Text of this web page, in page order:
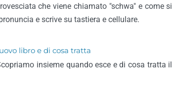
che viene chiamato "schwa" e come si
e scrive su tastiera e cellulare.
libro e di cosa tratta
insieme quando esce e di cosa tratta il